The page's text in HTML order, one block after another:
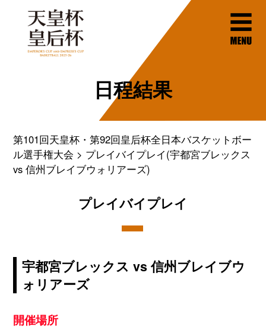
日程結果
第101回天皇杯・第92回皇后杯全日本バスケットボー
ル選手権大会
プレイバイプレイ(宇都宮ブレックス
vs 信州ブレイブウォリアーズ)
プレイバイプレイ
宇都宮ブレックス vs 信州ブレイブウ
ォリアーズ
開催場所